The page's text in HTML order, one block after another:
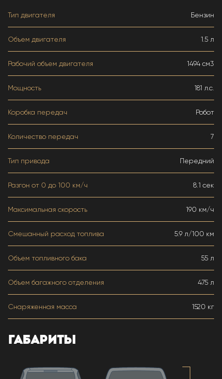
Тип двигателя Бензин
Объем двигателя 1.5 л
Рабочий объем двигателя 1494 см3
Мощность 181 л.с.
Коробка передач Робот
Количество передач 7
Тип привода Передний
Разгон от 0 до 100 км/ч 8.1 сек
Максимальная скорость 190 км/ч
Смешанный расход топлива 5.9 л/100 км
Объем топливного бака 55 л
Объем багажного отделения 475 л
Снаряженная масса 1520 кг
ГАБАРИТЫ